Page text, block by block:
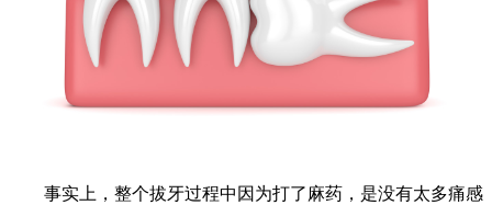
事实上，整个拔牙过程中因为打了麻药，是没有太多痛感